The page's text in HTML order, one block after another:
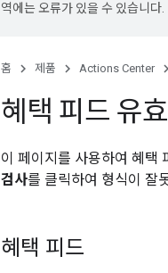
역에는 오류가 있을 수 있습니다.
홈 제품 Actions Center
혜택 피드 유
이 페이지를 사용하여 혜택
검사를 클릭하여 형식이 잘
혜택 피드